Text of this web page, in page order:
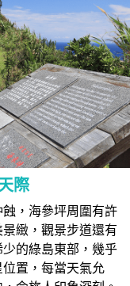
際
，海參坪周圍有許
緻，觀景步道還有
的綠島東部，幾乎
置，每當天氣允